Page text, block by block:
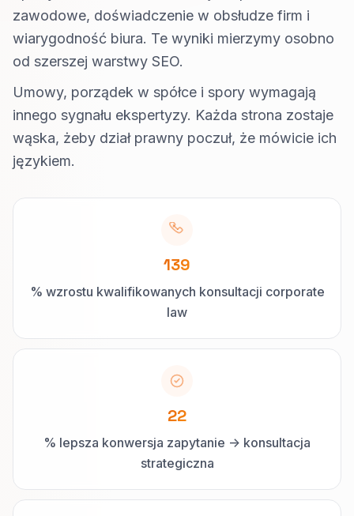
zawodowe, doświadczenie w obsłudze firm i
wiarygodność biura. Te wyniki mierzymy osobno
od szerszej warstwy SEO.
Umowy, porządek w spółce i spory wymagają
innego sygnału ekspertyzy. Każda strona zostaje
wąska, żeby dział prawny poczuł, że mówicie ich
językiem.
139
% wzrostu kwalifikowanych konsultacji corporate
law
22
% lepsza konwersja zapytanie -> konsultacja
strategiczna